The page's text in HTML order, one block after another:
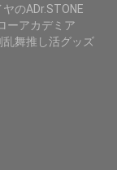
ヤのADr.STONE
ーアカデミア
乱舞推し活グッズ